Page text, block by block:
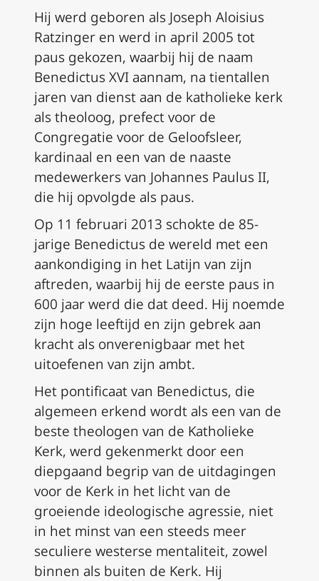
Hij werd geboren als Joseph Aloisius
Ratzinger en werd in april 2005 tot
paus gekozen, waarbij hij de naam
Benedictus XVI aannam, na tientallen
jaren van dienst aan de katholieke kerk
als theoloog, prefect voor de
Congregatie voor de Geloofsleer,
kardinaal en een van de naaste
medewerkers van Johannes Paulus II,
die hij opvolgde als paus.
Op 11 februari 2013 schokte de 85-
jarige Benedictus de wereld met een
aankondiging in het Latijn van zijn
aftreden, waarbij hij de eerste paus in
600 jaar werd die dat deed. Hij noemde
zijn hoge leeftijd en zijn gebrek aan
kracht als onverenigbaar met het
uitoefenen van zijn ambt.
Het pontificaat van Benedictus, die
algemeen erkend wordt als een van de
beste theologen van de Katholieke
Kerk, werd gekenmerkt door een
diepgaand begrip van de uitdagingen
voor de Kerk in het licht van de
groeiende ideologische agressie, niet
in het minst van een steeds meer
seculiere westerse mentaliteit, zowel
binnen als buiten de Kerk. Hij